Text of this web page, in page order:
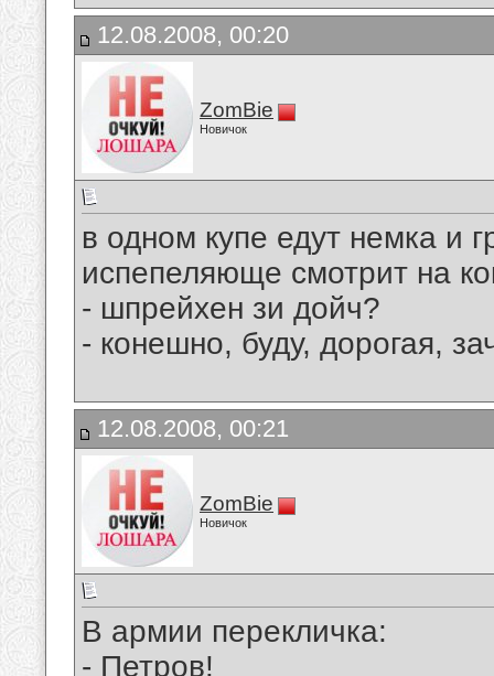
12.08.2008, 00:20
ZomBie
Новичок
в одном купе едут немка и
испепеляюще смотрит на
- шпрейхен зи дойч?
- конешно, буду, дорогая,
12.08.2008, 00:21
ZomBie
Новичок
В армии перекличка:
- Петров!